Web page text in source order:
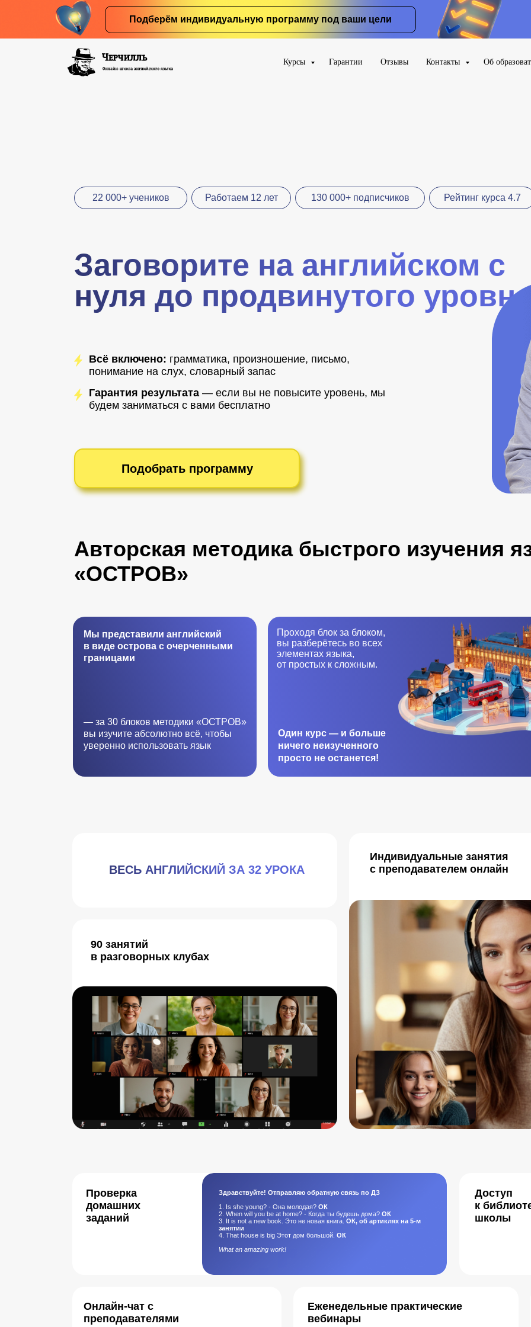
Подберём индивидуальную программу под ваши цели
Курсы Гарантии Отзывы Контакты Об
Заговорите на английском с
нуля до продвинутого
Подобрать программу
22 000+ учеников Работаем 12 лет 130 000+ подписчиков Рейтинг курса 4.7
Всё включено: грамматика, произношение, письмо,
понимание на слух, словарный запас
Гарантия результата — если вы не повысите уровень, мы
будем заниматься с вами бесплатно
Проходя блок за блоком,
вы разберётесь во всех
элементах языка,
от простых к сложным.
Мы представили английский
в виде острова с очерченными
границами
— за 30 блоков методики «ОСТРОВ»
вы изучите абсолютно всё, чтобы
уверенно использовать язык
Авторская методика быстрого изучения
«ОСТРОВ»
Один курс — и больше
ничего неизученного
просто не останется!
ВЕСЬ АНГЛИЙСКИЙ ЗА 32 УРОКА
Индивидуальные занятия
с преподавателем онлайн
90 занятий
в разговорных клубах
Онлайн-чат с
преподавателями
Здравствуйте! Отправляю обратную связь по ДЗ
1. Is she young? - Она молодая? ОК
2. When will you be at home? - Когда ты будешь дома? ОК
3. It is not a new book. Это не новая книга. ОК, об артиклях на 5-м
занятии
4. That house is big Этот дом большой. ОК
What an amazing work!
Проверка
домашних
заданий
Доступ
к
школы
Еженедельные практические
вебинары